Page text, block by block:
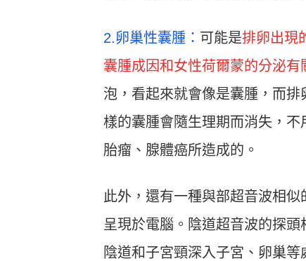
2.卵巢性囊腫： 可能是排卵出現
囊腫成因和女性荷爾蒙的分泌有
泡，看起來就會像是囊腫，而
樣的囊腫會隨生理期而消失，
胎瘤、腺體癌所造成的。
此外，還有一種與部超音波相
呈現於電腦。陰道超音波的探
陰道和子宮頸深入子宮、卵巢